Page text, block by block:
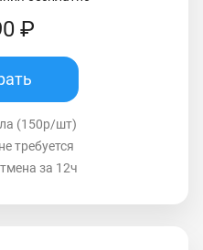
₽
(150р/шт)
требуется
за 12ч